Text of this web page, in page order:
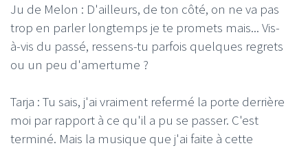
Ju de Melon : D'ailleurs, de ton côté, on ne va pas
trop en parler longtemps je te promets mais... Vis-
à-vis du passé, ressens-tu parfois quelques regrets
ou un peu d'amertume ?
Tarja : Tu sais, j'ai vraiment refermé la porte derrière
moi par rapport à ce qu'il a pu se passer. C'est
terminé. Mais la musique que j'ai faite à cette